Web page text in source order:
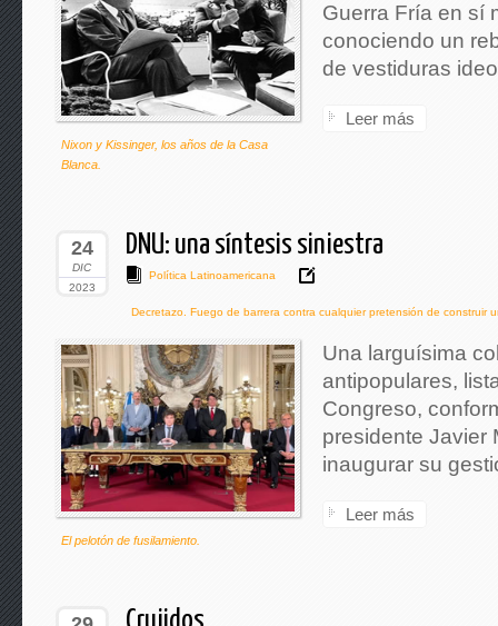
Nixon y Kissinger, los años de la Casa
Blanca.
Guerra Fría en sí
conociendo un
de vestiduras
Leer más
24
DIC
2023
DNU: una síntesis siniestra
Política Latinoamericana
Decretazo. Fuego de barrera contra cualquier pretensión de construir
El pelotón de fusilamiento.
Una larguísima
antipopulares,
Congreso,
presidente Javier
inaugurar su
Leer más